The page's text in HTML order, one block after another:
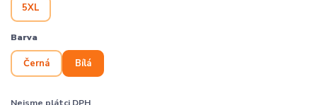
5XL
Barva
Černá Bílá
Nejsme plátci DPH